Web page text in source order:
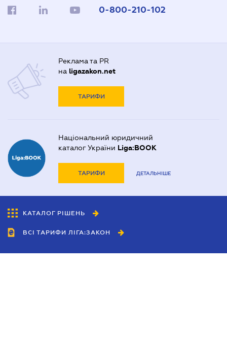
0-800-210-102
Реклама та PR
на ligazakon.net
ТАРИФИ
Національний юридичний
каталог України Liga:BOOK
ТАРИФИ ДЕТАЛЬНІШЕ
КАТАЛОГ РІШЕНЬ
ВСІ ТАРИФИ ЛІГА:ЗАКОН